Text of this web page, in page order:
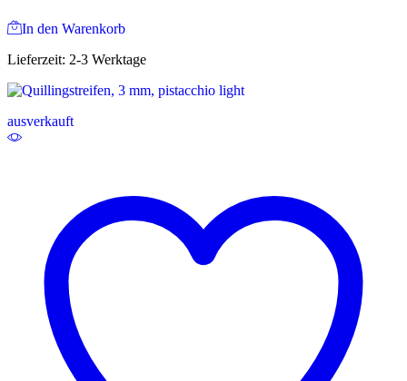
In den Warenkorb
Lieferzeit: 2-3 Werktage
ausverkauft